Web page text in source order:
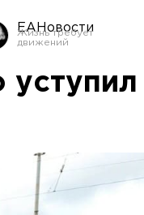
ЕАНовости
уступил